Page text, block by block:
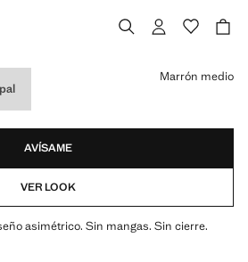
]
Marrón medio
AVÍSAME
VER LOOK
asimétrico. Sin mangas. Sin cierre.